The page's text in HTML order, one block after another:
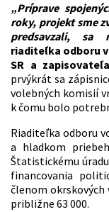
„Príprave
roky, projekt sme
predsavzali, sa
riaditeľka odboru
SR a
prvýkrát sa
volebných komisií
k čomu bolo
Riaditeľka odboru
a hladkom
Štatistickému
financovania
členom
približne 63 000.